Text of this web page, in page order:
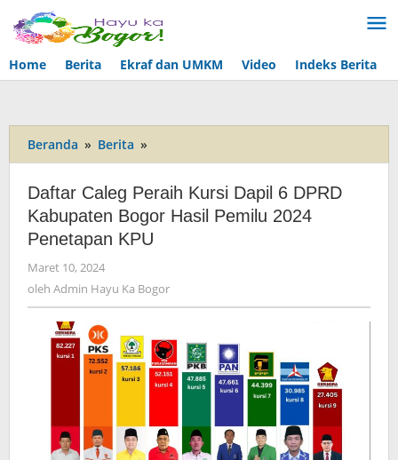
Lewati
ke
konten
Home
Berita Ekraf dan UMKM Video Indeks Berita
Beranda » Berita »
Caleg
Peraih
Kursi
Dapil
6
Bogor
Hasil
2024
Penetapan
KPU
Daftar Caleg Peraih Kursi Dapil 6 DPRD
Kabupaten Bogor Hasil Pemilu 2024
Penetapan KPU
Maret 10, 2024
Admin
Bogor
oleh Admin Hayu Ka Bogor